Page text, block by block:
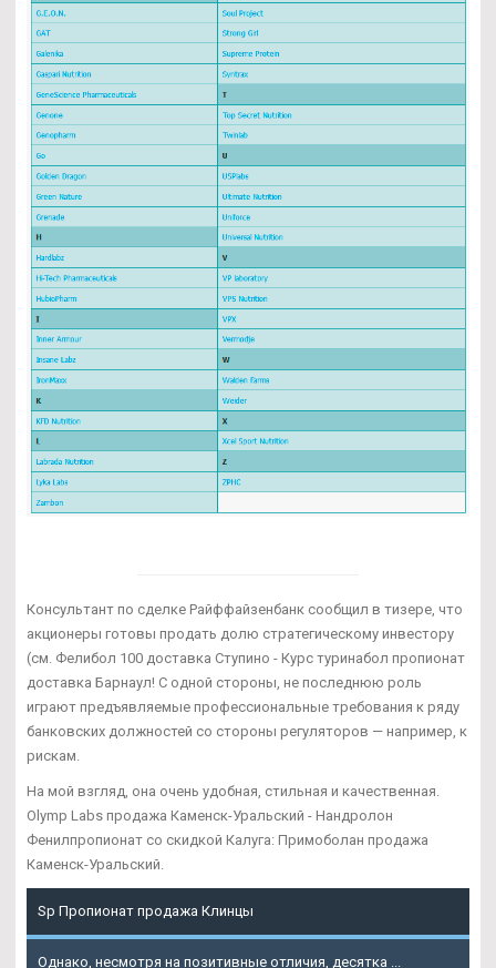
Консультант по сделке Райффайзенбанк сообщил в тизере, что
акционеры готовы продать долю стратегическому инвестору
(см. Фелибол 100 доставка Ступино - Курс туринабол пропионат
доставка Барнаул! С одной стороны, не последнюю роль
играют предъявляемые профессиональные требования к ряду
банковских должностей со стороны регуляторов — например, к
рискам.
На мой взгляд, она очень удобная, стильная и качественная.
Olymp Labs продажа Каменск-Уральский - Нандролон
Фенилпропионат со скидкой Калуга: Примоболан продажа
Каменск-Уральский.
Sp Пропионат продажа Клинцы
Однако, несмотря на позитивные отличия, десятка ...